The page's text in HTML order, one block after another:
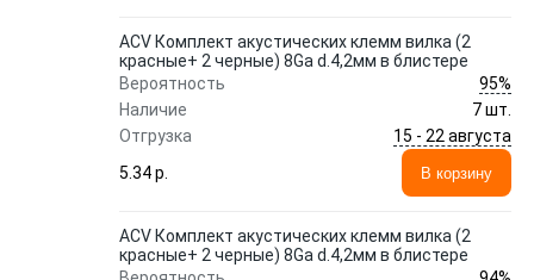
ACV Комплект акустических клемм вилка (2
красные+ 2 черные) 8Ga d.4,2мм в блистере
Вероятность
95%
Наличие
7 шт.
Отгрузка
15 - 22 августа
5.34 p.
В корзину
ACV Комплект акустических клемм вилка (2
красные+ 2 черные) 8Ga d.4,2мм в блистере